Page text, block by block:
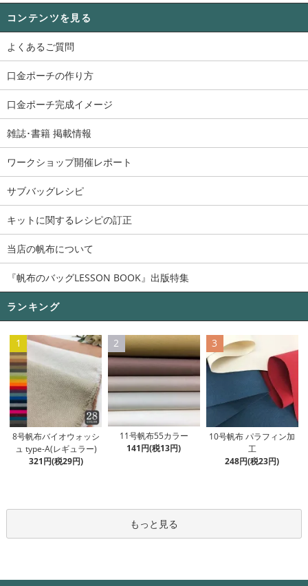
コンテンツを見る
よくあるご質問
口金ポーチの作り方
口金ポーチ完成イメージ
雑誌･書籍 掲載情報
ワークショップ開催レポート
サブバッグレシピ
キットに関するレシピの訂正
当店の帆布について
『帆布のバッグLESSON BOOK』出版特集
ランキング
1
8号帆布バイオウォッシ
ュ type-A(レギュラー)
321円(税29円)
2
11号帆布55カラー
141円(税13円)
3
10号帆布 パラフィン加
工
248円(税23円)
もっと見る